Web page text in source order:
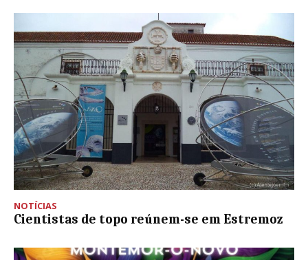
NOTÍCIAS
Cientistas de topo reúnem-se em Estremoz